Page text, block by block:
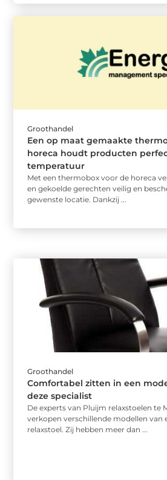
Groothandel
Een op maat gemaakte
horeca houdt producten
temperatuur
Met een thermobox voor de horeca
en gekoelde gerechten veilig en
gewenste locatie. Dankzij ...
Groothandel
Comfortabel zitten in een
deze specialist
De experts van Pluijm relaxstoelen te
verkopen verschillende modellen van
relaxstoel. Zij hebben meer dan ...